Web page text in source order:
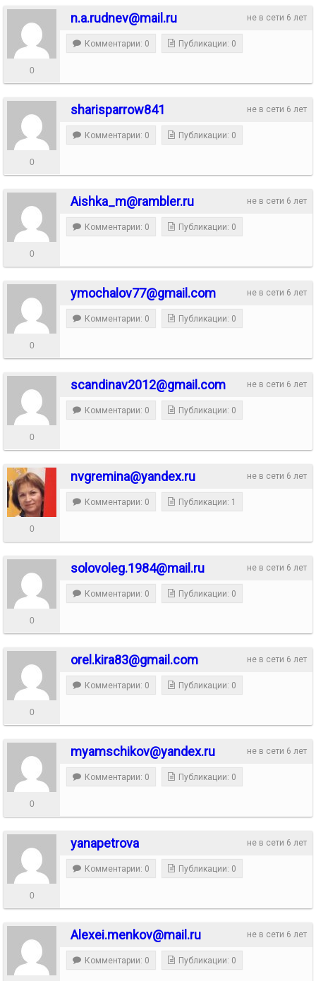
не в сети 6 лет
n.a.rudnev@mail.ru
0
Комментарии: 0 Публикации: 0
не в сети 6 лет
sharisparrow841
0
Комментарии: 0 Публикации: 0
не в сети 6 лет
Aishka_m@rambler.ru
0
Комментарии: 0 Публикации: 0
не в сети 6 лет
ymochalov77@gmail.com
0
Комментарии: 0 Публикации: 0
не в сети 6 лет
scandinav2012@gmail.com
0
Комментарии: 0 Публикации: 0
не в сети 6 лет
nvgremina@yandex.ru
0
Комментарии: 0 Публикации: 1
не в сети 6 лет
solovoleg.1984@mail.ru
0
Комментарии: 0 Публикации: 0
не в сети 6 лет
orel.kira83@gmail.com
0
Комментарии: 0 Публикации: 0
не в сети 6 лет
myamschikov@yandex.ru
0
Комментарии: 0 Публикации: 0
не в сети 6 лет
yanapetrova
0
Комментарии: 0 Публикации: 0
не в сети 6 лет
Alexei.menkov@mail.ru
Комментарии: 0 Публикации: 0